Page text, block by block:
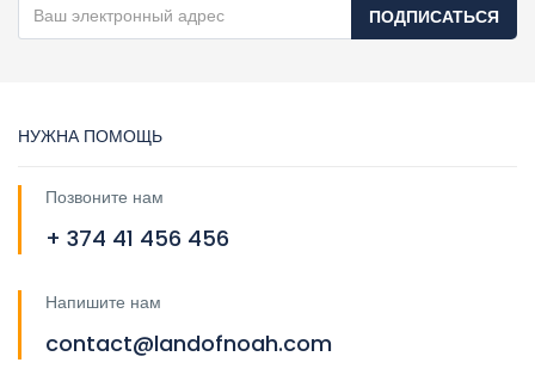
ПОДПИСАТЬСЯ
НУЖНА ПОМОЩЬ
Позвоните нам
+ 374 41 456 456
Напишите нам
contact@landofnoah.com